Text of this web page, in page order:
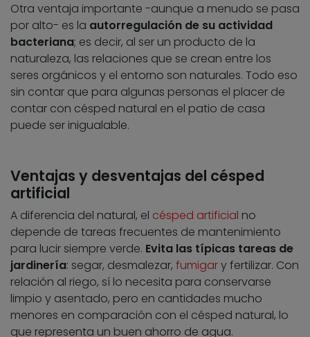
Otra ventaja importante -aunque a menudo se pasa
por alto- es la autorregulación de su actividad
bacteriana; es decir, al ser un producto de la
naturaleza, las relaciones que se crean entre los
seres orgánicos y el entorno son naturales. Todo eso
sin contar que para algunas personas el placer de
contar con césped natural en el patio de casa
puede ser inigualable.
Ventajas y desventajas del césped
artificial
A diferencia del natural, el césped artificial no
depende de tareas frecuentes de mantenimiento
para lucir siempre verde. Evita las típicas tareas de
jardinería: segar, desmalezar, fumigary fertilizar. Con
relación al riego, sí lo necesita para conservarse
limpio y asentado, pero en cantidades mucho
menores en comparación con el césped natural, lo
que representa un buen ahorro de agua.